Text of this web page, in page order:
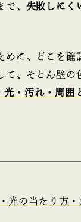
、 失敗しにく
めに、どこを確
て、そとん壁の
光・汚れ・周囲
光の当たり方・